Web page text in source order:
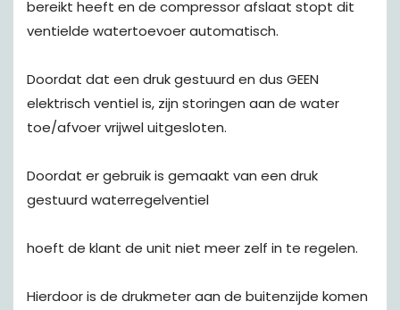
bereikt heeft en de compressor afslaat stopt dit
ventielde watertoevoer automatisch.
Doordat dat een druk gestuurd en dus GEEN
elektrisch ventiel is, zijn storingen aan de water
toe/afvoer vrijwel uitgesloten.
Doordat er gebruik is gemaakt van een druk
gestuurd waterregelventiel
hoeft de klant de unit niet meer zelf in te regelen.
Hierdoor is de drukmeter aan de buitenzijde komen